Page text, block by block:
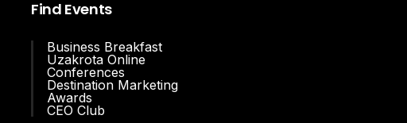
Find Events
Business Breakfast
Uzakrota Online
Conferences
Destination Marketing
Awards
CEO Club